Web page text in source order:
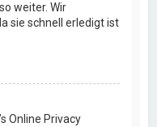
weiter. Wir
sie schnell erledigt ist
Online Privacy